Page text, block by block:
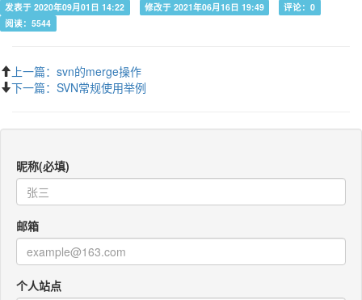
发表于 2020年09月01日 14:22 修改于 2021年06月16日 19:49
评论：0
阅读：5544
上一篇：svn的merge操作
下一篇：SVN常规使用举例
昵称(必填)
邮箱
个人站点